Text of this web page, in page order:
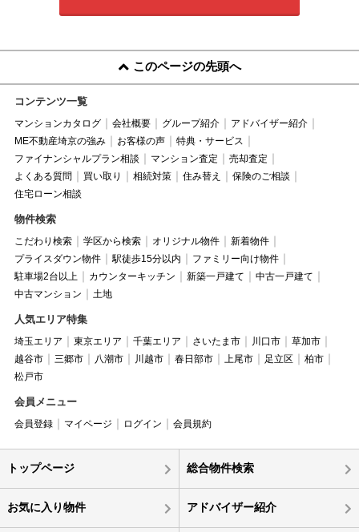
このページの先頭へ
コンテンツ一覧
マンションカタログ 会社概要 グループ紹介
アドバイザー紹介
ME不動産埼京の強み
お客様の声
特典・サービス
ファイナンシャルプラン相談
マンション査定
売却査定
よくある質問
買い取り 相続対策 住み替え
保険のご相談
住宅ローン相談
物件検索
こだわり検索 学区から検索 オリジナル物件
新着物件
プライスダウン物件
駅徒歩15分以内
ファミリー向け物件
駐車場2台以上
カウンターキッチン 新築一戸建て
中古一戸建て
中古マンション
土地
人気エリア特集
埼玉エリア 東京エリア 千葉エリア さいたま市 川口市
草加市
越谷市
三郷市 八潮市 川越市 春日部市 上尾市 足立区
柏市
松戸市
会員メニュー
会員登録 マイページ ログイン 会員規約
トップページ 総合物件検索
お気に入り物件 アドバイザー紹介